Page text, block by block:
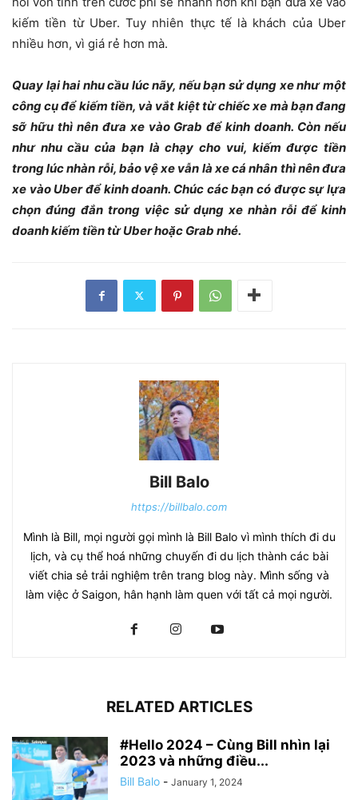
kiếm tiền từ Uber. Tuy nhiên thực tế là khách của Uber
nhiều hơn, vì giá rẻ hơn mà.
Quay lại hai nhu cầu lúc nãy, nếu bạn sử dụng xe như một
công cụ để kiếm tiền, và vắt kiệt từ chiếc xe mà bạn đang
sỡ hữu thì nên đưa xe vào Grab để kinh doanh. Còn nếu
như nhu cầu của bạn là chạy cho vui, kiếm được tiền
trong lúc nhàn rỗi, bảo vệ xe vẫn là xe cá nhân thì nên đưa
xe vào Uber để kinh doanh. Chúc các bạn có được sự lựa
chọn đúng đắn trong việc sử dụng xe nhàn rỗi để kinh
doanh kiếm tiền từ Uber hoặc Grab nhé.
Bill Balo
https://billbalo.com
Mình là Bill, mọi người gọi mình là Bill Balo vì mình thích đi du
lịch, và cụ thể hoá những chuyến đi du lịch thành các bài
viết chia sẻ trải nghiệm trên trang blog này. Mình sống và
làm việc ở Saigon, hân hạnh làm quen với tất cả mọi người.
RELATED ARTICLES
#Hello 2024 – Cùng Bill nhìn lại
2023 và những điều...
Bill Balo - January 1, 2024